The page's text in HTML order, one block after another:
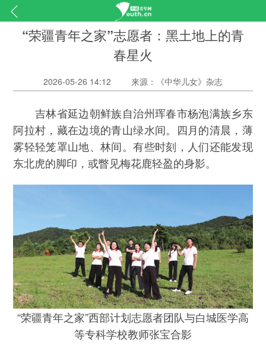
“荣疆青年之家”志愿者：黑土地上的青
春星火
2026-05-26 14:12 来源：《中华儿女》杂志
吉林省延边朝鲜族自治州珲春市杨泡满族乡东
阿拉村，藏在边境的青山绿水间。四月的清晨，薄
雾轻轻笼罩山地、林间。有些时刻，人们还能发现
东北虎的脚印，或瞥见梅花鹿轻盈的身影。
“荣疆青年之家”西部计划志愿者团队与白城医学高
等专科学校教师张宝合影